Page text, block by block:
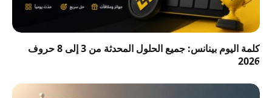
كلمة اليوم بينانس: جميع الحلول المحدثة من 3 إلى 8 حروف
2026